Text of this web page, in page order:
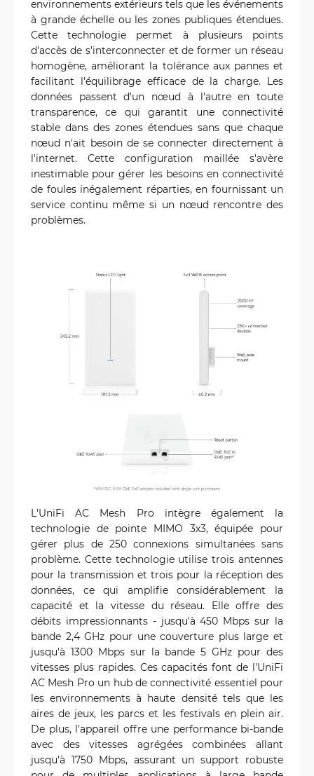
environnements extérieurs tels que les événements
à grande échelle ou les zones publiques étendues.
Cette technologie permet à plusieurs points
d'accès de s'interconnecter et de former un réseau
homogène, améliorant la tolérance aux pannes et
facilitant l'équilibrage efficace de la charge. Les
données passent d'un nœud à l'autre en toute
transparence, ce qui garantit une connectivité
stable dans des zones étendues sans que chaque
nœud n'ait besoin de se connecter directement à
l'internet. Cette configuration maillée s'avère
inestimable pour gérer les besoins en connectivité
de foules inégalement réparties, en fournissant un
service continu même si un nœud rencontre des
problèmes.
L'UniFi AC Mesh Pro intègre également la
technologie de pointe MIMO 3x3, équipée pour
gérer plus de 250 connexions simultanées sans
problème. Cette technologie utilise trois antennes
pour la transmission et trois pour la réception des
données, ce qui amplifie considérablement la
capacité et la vitesse du réseau. Elle offre des
débits impressionnants - jusqu'à 450 Mbps sur la
bande 2,4 GHz pour une couverture plus large et
jusqu'à 1300 Mbps sur la bande 5 GHz pour des
vitesses plus rapides. Ces capacités font de l'UniFi
AC Mesh Pro un hub de connectivité essentiel pour
les environnements à haute densité tels que les
aires de jeux, les parcs et les festivals en plein air.
De plus, l'appareil offre une performance bi-bande
avec des vitesses agrégées combinées allant
jusqu'à 1750 Mbps, assurant un support robuste